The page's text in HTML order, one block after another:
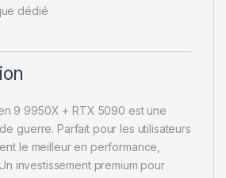
dédié
9 9950X + RTX 5090 est une
guerre. Parfait pour les utilisateurs
le meilleur en performance,
investissement premium pour